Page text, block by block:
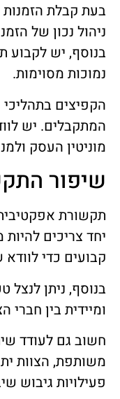
בעת קבלת
ניהול נכון של
בנוסף, יש לקבוע
נמוכות מסוימות.
הקפיצים
המתקבלים. יש
מוניטין העסק
שיפור
תקשורת
יחד צריכים
קבועים כדי
בנוסף, ניתן
ומיידית בין
חשוב גם לעודד
משותפת, הצוות
פעילויות גיבוש